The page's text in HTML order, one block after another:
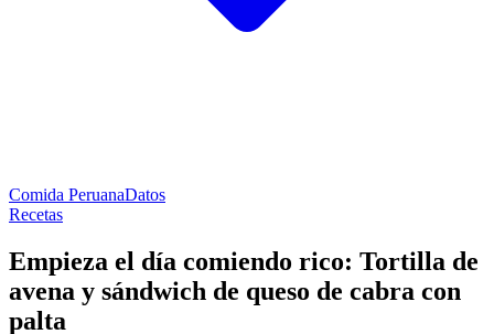
Comida PeruanaDatos
Recetas
Empieza el día comiendo rico: Tortilla de
avena y sándwich de queso de cabra con
palta